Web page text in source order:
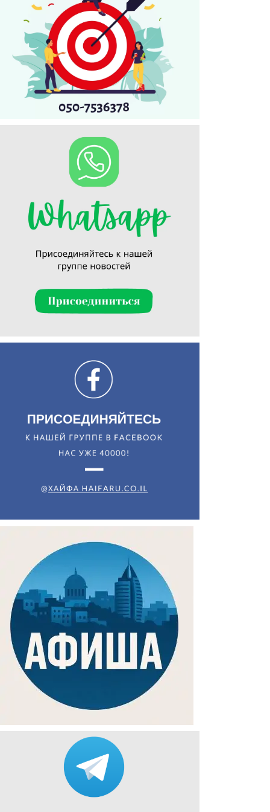
Искать